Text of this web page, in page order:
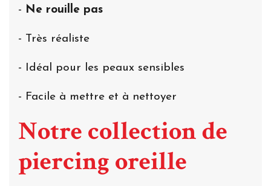
- Ne rouille pas
- Très réaliste
- Idéal pour les peaux sensibles
- Facile à mettre et à nettoyer
Notre collection de
piercing oreille